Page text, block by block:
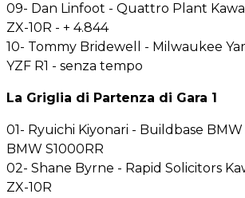
09- Dan Linfoot - Quattro Plant
ZX-10R - + 4.844
10- Tommy Bridewell - Milwaukee
YZF R1 - senza tempo
La Griglia di Partenza di Gara 1
01- Ryuichi Kiyonari - Buildbase
BMW S1000RR
02- Shane Byrne - Rapid Solicitors
ZX-10R